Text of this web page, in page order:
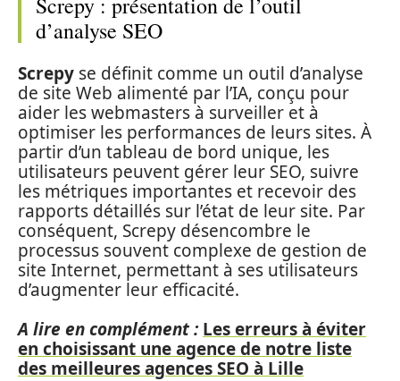
d’analyse SEO
Screpy se définit comme un outil d’analyse
de site Web alimenté par l’IA, conçu pour
aider les webmasters à surveiller et à
optimiser les performances de leurs sites. À
partir d’un tableau de bord unique, les
utilisateurs peuvent gérer leur SEO, suivre
les métriques importantes et recevoir des
rapports détaillés sur l’état de leur site. Par
conséquent, Screpy désencombre le
processus souvent complexe de gestion de
site Internet, permettant à ses utilisateurs
d’augmenter leur efficacité.
A lire en complément : Les erreurs à éviter
en choisissant une agence de notre liste
des meilleures agences SEO à Lille